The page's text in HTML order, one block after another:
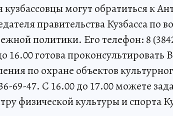
могут обратиться к
правительства Кузбасса по
политики. Его телефон: 8
16.00 готова
по охране объектов
69-47. С 16.00 до 17.00 можете
физической культуры и спорта